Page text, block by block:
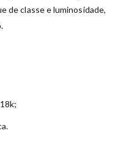
de classe e luminosidade,